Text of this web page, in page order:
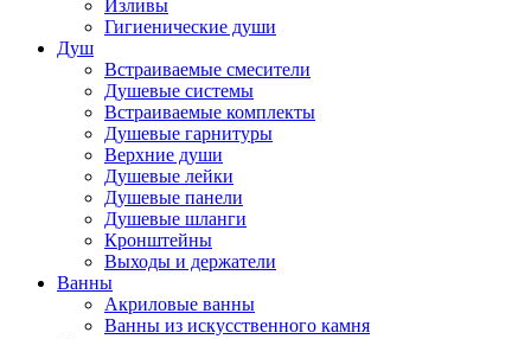
Изливы
Гигиенические души
Душ
Встраиваемые смесители
Душевые системы
Встраиваемые комплекты
Душевые гарнитуры
Верхние души
Душевые лейки
Душевые панели
Душевые шланги
Кронштейны
Выходы и держатели
Ванны
Акриловые ванны
Ванны из искусственного камня